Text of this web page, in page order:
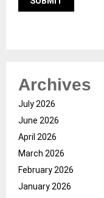
Archives
July 2026
June 2026
April 2026
March 2026
February 2026
January 2026